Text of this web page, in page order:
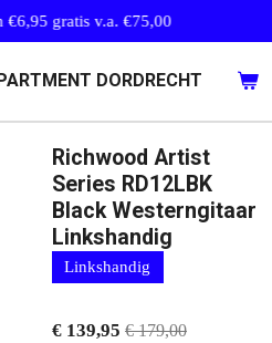
DORDRECHT
€6,95 gratis v.a. €75,00
Richwood Artist
Series RD12LBK
Black Westerngitaar
Linkshandig
Linkshandig
€ 139,95 € 179,00